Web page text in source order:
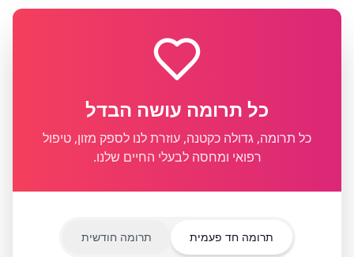
כל תרומה עושה הבדל
כל תרומה, גדולה כקטנה, עוזרת לנו לספק מזון, טיפול
רפואי ומחסה לבעלי החיים שלנו.
תרומה חד פעמית תרומה חודשית